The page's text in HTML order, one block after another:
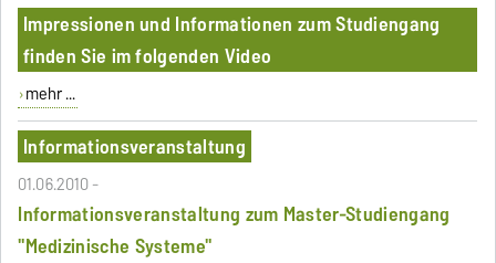
Impressionen und Informationen zum Studiengang
finden Sie im folgenden Video
mehr ...
Informationsveranstaltung
01.06.2010 -
Informationsveranstaltung zum Master-Studiengang
"Medizinische Systeme"